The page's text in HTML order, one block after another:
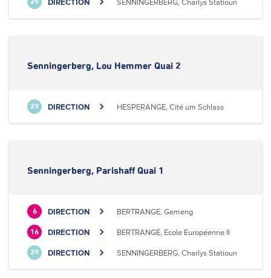
29 DIRECTION SENNINGERBERG, Charlys Statioun
Senningerberg, Lou Hemmer Quai 2
29 DIRECTION HESPERANGE, Cité um Schlass
Senningerberg, Parishaff Quai 1
6 DIRECTION BERTRANGE, Gemeng
16 DIRECTION BERTRANGE, Ecole Européenne II
29 DIRECTION SENNINGERBERG, Charlys Statioun